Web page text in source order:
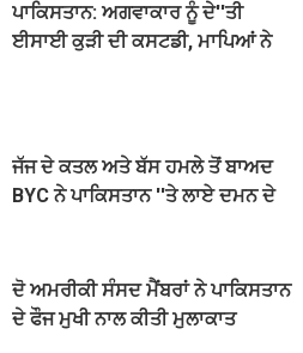
ਪਾਕਿਸਤਾਨ: ਅਗਵਾਕਾਰ ਨੂੰ ਦੇ''ਤੀ
ਈਸਾਈ ਕੁੜੀ ਦੀ ਕਸਟਡੀ, ਮਾਪਿਆਂ ਨੇ
ਜੱਜ ਦੇ ਕਤਲ ਅਤੇ ਬੱਸ ਹਮਲੇ ਤੋਂ ਬਾਅਦ
BYC ਨੇ ਪਾਕਿਸਤਾਨ ''ਤੇ ਲਾਏ ਦਮਨ ਦੇ
ਦੋ ਅਮਰੀਕੀ ਸੰਸਦ ਮੈਂਬਰਾਂ ਨੇ ਪਾਕਿਸਤਾਨ
ਦੇ ਫੌਜ ਮੁਖੀ ਨਾਲ ਕੀਤੀ ਮੁਲਾਕਾਤ